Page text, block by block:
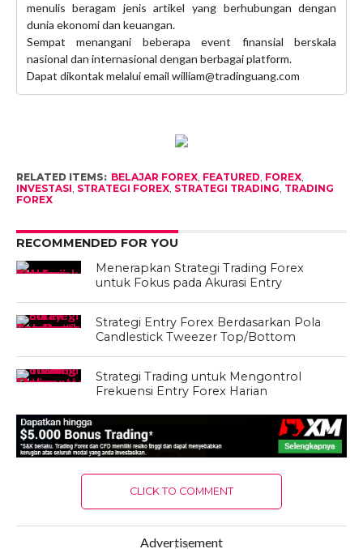
menulis beragam jenis artikel yang berhubungan dengan
dunia ekonomi dan keuangan.
Sempat menangani beberapa event finansial berskala
nasional dan internasional dengan berbagai platform.
Dapat dikontak melalui email william@tradinguang.com
RELATED ITEMS: BELAJAR FOREX, FEATURED, FOREX,
INVESTASI, STRATEGI FOREX, STRATEGI TRADING, TRADING
FOREX
RECOMMENDED FOR YOU
Menerapkan Strategi Trading Forex
untuk Fokus pada Akurasi Entry
Strategi Entry Forex Berdasarkan Pola
Candlestick Tweezer Top/Bottom
Strategi Trading untuk Mengontrol
Frekuensi Entry Forex Harian
CLICK TO COMMENT
Advertisement